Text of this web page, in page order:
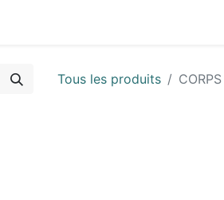
Tous les produits CORPS